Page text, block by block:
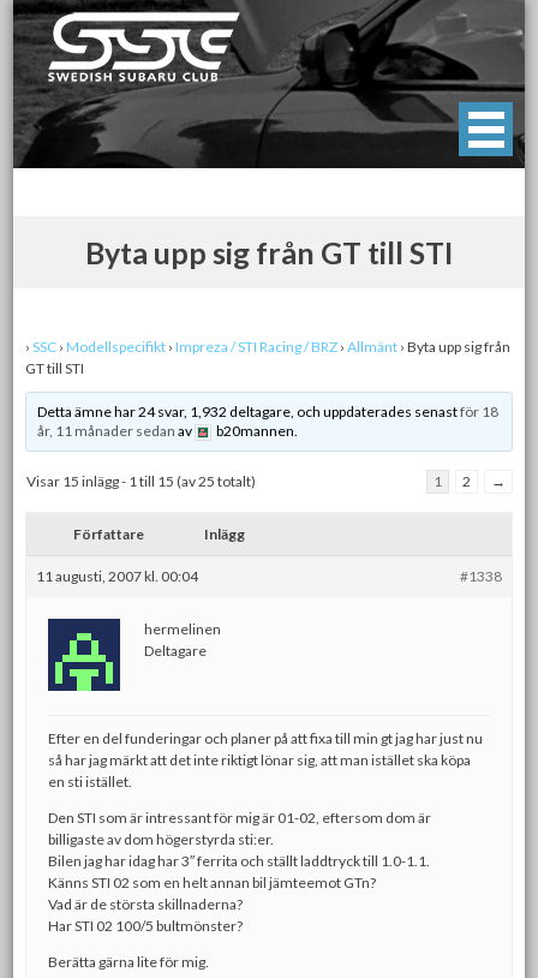
Skip
to
content
Swedish Subaru Club
För oss som älskar Subaru!
Byta upp sig från GT till STI
› SSC › Modellspecifikt › Impreza / STI Racing / BRZ › Allmänt › Byta upp sig från
GT till STI
Detta ämne har 24 svar, 1,932 deltagare, och uppdaterades senastför 18
år, 11 månader sedan av b20mannen.
Visar 15 inlägg - 1 till 15 (av 25 totalt) 1 2 →
Författare Inlägg
11 augusti, 2007 kl. 00:04 #1338
hermelinen
Deltagare
Efter en del funderingar och planer på att fixa till min gt jag har just nu
så har jag märkt att det inte riktigt lönar sig, att man istället ska köpa
en sti istället.
Den STI som är intressant för mig är 01-02, eftersom dom är
billigaste av dom högerstyrda sti:er.
Bilen jag har idag har 3″ ferrita och ställt laddtryck till 1.0-1.1.
Känns STI 02 som en helt annan bil jämteemot GTn?
Vad är de största skillnaderna?
Har STI 02 100/5 bultmönster?
Berätta gärna lite för mig.